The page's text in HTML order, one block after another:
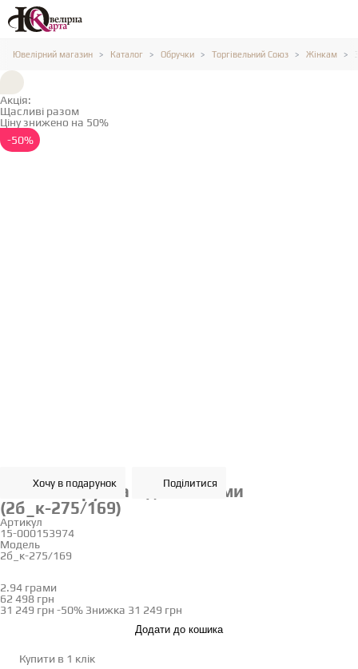
Ювелірний магазин Каталог Обручки Торгівельний Союз Жінкам
Акція:
Щасливі разом
Ціну знижено на 50%
-50%
Хочу в подарунок Поділитися
Золота обручка з діамантами
(2б_к-275/169)
Артикул
15-000153974
Модель
2б_к-275/169
2.94 грами
62 498 грн
31 249 грн -50% Знижка 31 249 грн
Додати до кошика
Купити в 1 клік